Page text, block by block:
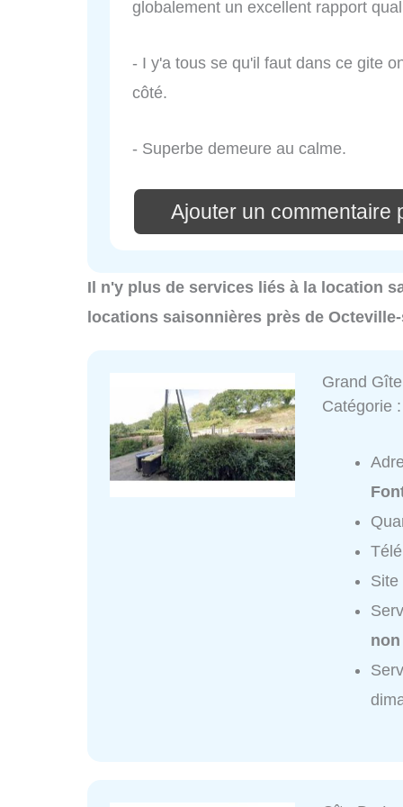
globalement un excellent rapport
- I y'a tous se qu'il faut dans ce gite
côté.
- Superbe demeure au calme.
Ajouter un commentaire
Il n'y plus de services liés à la location
locations saisonnières près de
Grand
Catégorie